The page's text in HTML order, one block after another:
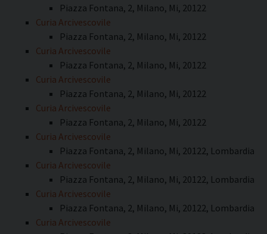
Piazza Fontana, 2, Milano, Mi, 20122
Curia Arcivescovile
Piazza Fontana, 2, Milano, Mi, 20122
Curia Arcivescovile
Piazza Fontana, 2, Milano, Mi, 20122
Curia Arcivescovile
Piazza Fontana, 2, Milano, Mi, 20122
Curia Arcivescovile
Piazza Fontana, 2, Milano, Mi, 20122
Curia Arcivescovile
Piazza Fontana, 2, Milano, Mi, 20122, Lombardia
Curia Arcivescovile
Piazza Fontana, 2, Milano, Mi, 20122, Lombardia
Curia Arcivescovile
Piazza Fontana, 2, Milano, Mi, 20122, Lombardia
Curia Arcivescovile